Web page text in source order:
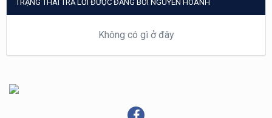
TRẠNG THÁI TRẢ LỜI ĐƯỢC ĐĂNG BỞI NGUYEN HOANH
Không có gì ở đây